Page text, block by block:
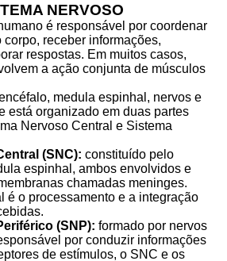
NERVOSO
é responsável por coordenar
receber informações,
respostas. Em muitos casos,
a ação conjunta de músculos
medula espinhal, nervos e
está organizado em duas partes
Nervoso Central e Sistema
(SNC): constituído pelo
espinhal, ambos envolvidos e
chamadas meninges.
é o processamento e a integração
(SNP): formado por nervos
por conduzir informações
de estímulos, o SNC e os